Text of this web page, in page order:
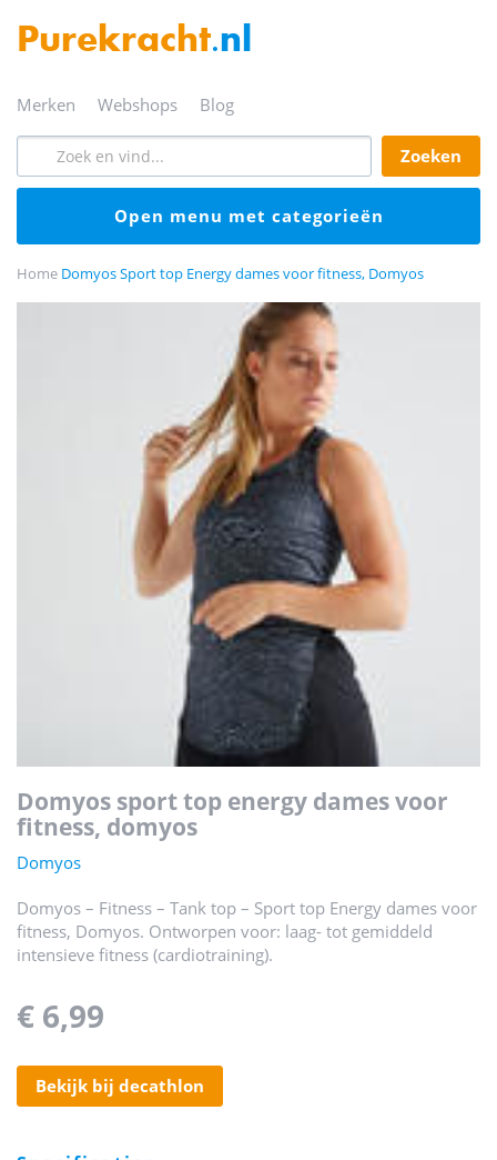
Purekracht.nl
merken webshops blog
zoeken
open menu met categorieën
Home Domyos Sport top Energy dames voor fitness, Domyos
domyos sport top energy dames voor
fitness, domyos
Domyos
Domyos – Fitness – Tank top – Sport top Energy dames voor
fitness, Domyos. Ontworpen voor: laag- tot gemiddeld
intensieve fitness (cardiotraining).
€ 6,99
bekijk bij decathlon